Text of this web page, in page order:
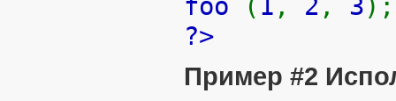
foo
( 1 , 2 , 3);
?>
Пример #2